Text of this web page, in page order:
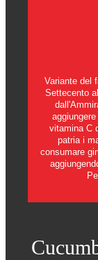
Variante del
Settecento
vitamina C
patria i
consumare